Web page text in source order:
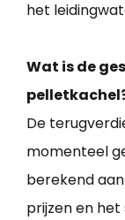
het
Wat is de
De
momenteel
berekend
prijzen en